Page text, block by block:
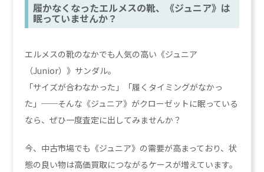
履かなくなったエルメスの靴、《ジュニア》は
眠っていませんか？
エルメスの靴のなかでも人気の高い《ジュニア
（Junior）》サンダル。
「サイズが合わなかった」「履くタイミングがなかっ
た」──そんな《ジュニア》がクローゼットに眠っている
なら、ぜひ一度査定に出してみませんか？
今、中古市場でも《ジュニア》の需要が高まっており、状
態の良い物は高価買取につながるケースが増えています。